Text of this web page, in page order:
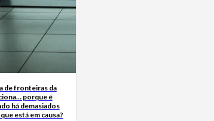
de fronteiras da
porque é
há demasiados
está em causa?